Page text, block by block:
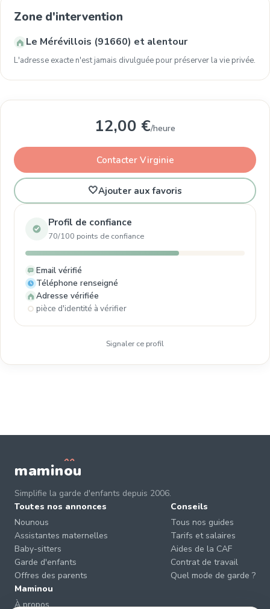
Zone d'intervention
Le Mérévillois (91660) et alentour
L'adresse exacte n'est jamais divulguée pour préserver la vie privée.
12,00 €/heure
Contacter Virginie
🤍Ajouter aux favoris
Profil de confiance
70/100 points de confiance
Email vérifié
Téléphone renseigné
Adresse vérifiée
pièce d'identité à vérifier
Signaler ce profil
maminou
Simplifie la garde d'enfants depuis 2006.
Toutes nos annonces
Nounous
Assistantes maternelles
Baby-sitters
Garde d'enfants
Offres des parents
Conseils
Tous nos guides
Tarifs et salaires
Aides de la CAF
Contrat de travail
Quel mode de garde ?
Maminou
À propos